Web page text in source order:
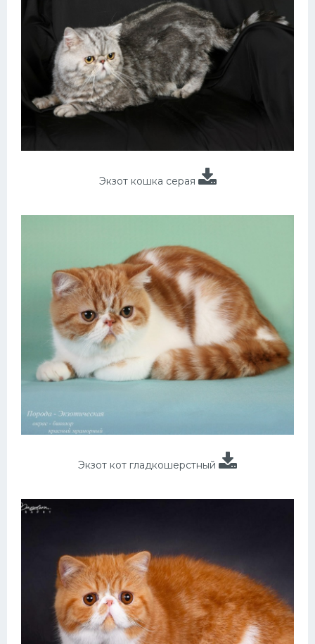
Экзот кошка серая
Экзот кот гладкошерстный